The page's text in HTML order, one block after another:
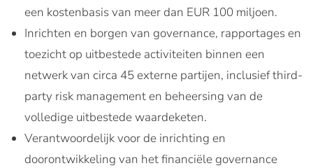
een kostenbasis van meer dan EUR 100 miljoen.
Inrichten en borgen van governance, rapportages en
toezicht op uitbestede activiteiten binnen een
netwerk van circa 45 externe partijen, inclusief third-
party risk management en beheersing van de
volledige uitbestede waardeketen.
Verantwoordelijk voor de inrichting en
doorontwikkeling van het financiële governance